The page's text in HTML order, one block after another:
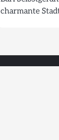
charmante